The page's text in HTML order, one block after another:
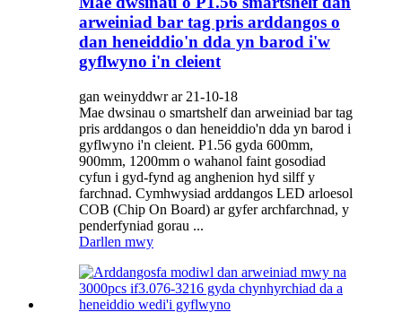
arweiniad bar tag pris arddangos o
dan heneiddio'n dda yn barod i'w
gyflwyno i'n cleient
gan weinyddwr ar 21-10-18
Mae dwsinau o smartshelf dan arweiniad bar tag
pris arddangos o dan heneiddio'n dda yn barod i
gyflwyno i'n cleient. P1.56 gyda 600mm,
900mm, 1200mm o wahanol faint gosodiad
cyfun i gyd-fynd ag anghenion hyd silff y
farchnad. Cymhwysiad arddangos LED arloesol
COB (Chip On Board) ar gyfer archfarchnad, y
penderfyniad gorau ...
Darllen mwy